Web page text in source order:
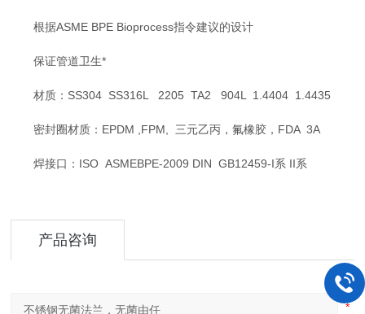
根据ASME BPE Bioprocess指令建议的设计
保证管道卫生*
材质：SS304 SS316L 2205 TA2 904L 1.4404 1.4435
密封圈材质：EPDM ,FPM, 三元乙丙，氟橡胶，FDA 3A
焊接口：ISO ASMEBPE-2009 DIN GB12459-I系 II系
产品咨询